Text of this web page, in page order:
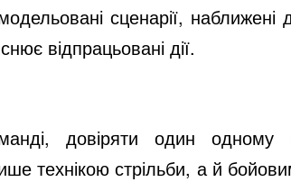
сценарії,
відпрацьовані дії.
довіряти один одному
технікою стрільби, а й